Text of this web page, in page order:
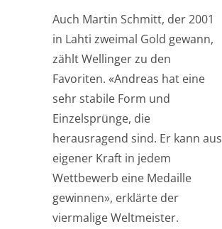
Auch Martin Schmitt, der 2001
in Lahti zweimal Gold gewann,
zählt Wellinger zu den
Favoriten. «Andreas hat eine
sehr stabile Form und
Einzelsprünge, die
herausragend sind. Er kann aus
eigener Kraft in jedem
Wettbewerb eine Medaille
gewinnen», erklärte der
viermalige Weltmeister.